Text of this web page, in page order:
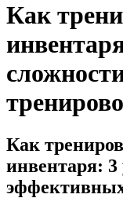
Как
Как
инвентаря: 3